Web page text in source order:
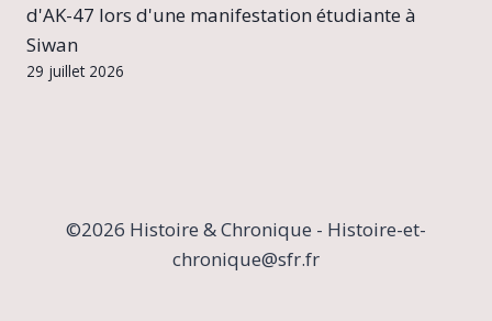
d'AK-47 lors d'une manifestation étudiante à
Siwan
29 juillet 2026
©2026 Histoire & Chronique - Histoire-et-
chronique@sfr.fr